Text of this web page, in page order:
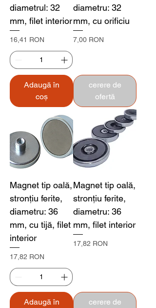
diametrul: 32
mm, filet interior
Preț
16,41 RON
Adaugă în
coș
diametru: 32
mm, cu orificiu
Preț
7,00 RON
cerere de
ofertă
Magnet tip oală,
stronțiu ferite,
diametru: 36
mm, cu tijă, filet
interior
Preț
17,82 RON
Adaugă în
Magnet tip oală,
stronțiu ferite,
diametru: 36
mm, filet interior
Preț
17,82 RON
cerere de